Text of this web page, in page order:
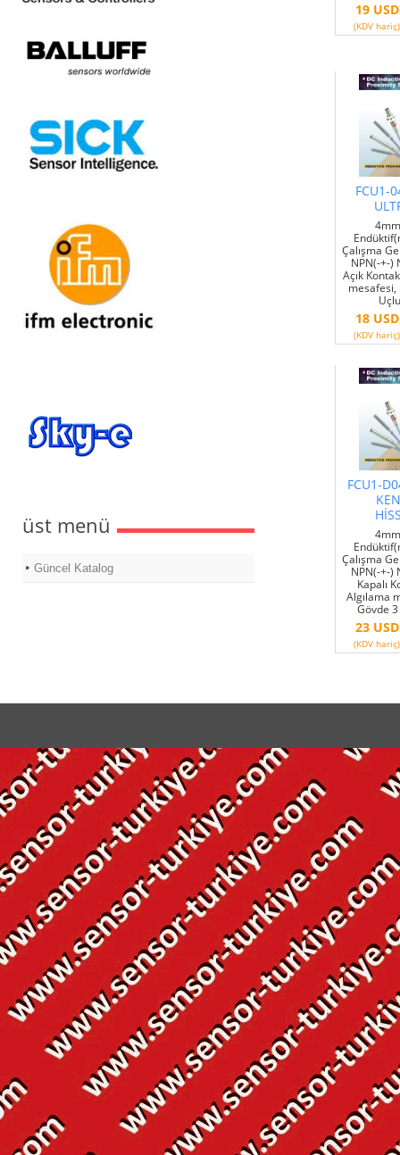
üst menü
Güncel Katalog
19 USD
(KDV hariç)
FCU1-
Çalışma
NPN(-+-)
Açık
mesafesi,
18 USD
(KDV hariç)
FCU1-
Çalışma
NPN(-+-)
Kapalı
Algılama
Gövde
23 USD
(KDV hariç)